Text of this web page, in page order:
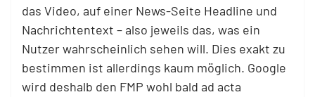
das Video, auf einer News-Seite Headline und
Nachrichtentext – also jeweils das, was ein
Nutzer wahrscheinlich sehen will. Dies exakt zu
bestimmen ist allerdings kaum möglich. Google
wird deshalb den FMP wohl bald ad acta